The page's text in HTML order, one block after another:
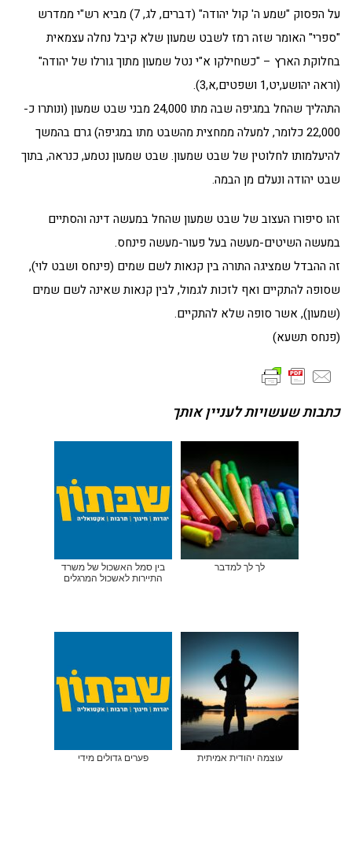
על הפסוק "שמע ה' קול יהודה" (דברים, לג, 7) מביא רש"י ממדרש
"ספרי" האומר שזה רמז לשבט שמעון שלא קיבל נחלה עצמאית
בחלוקת הארץ – "כשחילקו א"י נטל שמעון מתוך גורלו של יהודה"
(וראה יהושע,יט,1 ושפטים,א,3).
התהליך שהחל במגיפה שבה מתו 24,000 מבני שבט שמעון (ונותרו כ-
22,000 כלומר, למעלה ממחצית מהשבט מתו במגיפה) גרם בהמשך
להיעלמותו לחלוטין של שבט שמעון. שבט שמעון נטמע, כנראה, בתוך
שבט יהודה ונעלם מן הבמה.
זהו סיפורו העצוב של שבט שמעון שהחל במעשה דינה והסתיים
במעשה השיטים-מעשה בעל פעור-מעשה פינחס.
זה ההבדל שמציגה התורה בין קנאות לשם שמים (פינחס ושבט לוי),
שסופה להתקיים ואף לזכות לגמול, לבין קנאות שאינה לשם שמים
(שמעון), אשר סופה שלא להתקיים.
(פנחס תשעא)
כתבות שעשויות לעניין אותך
לך לך למדבר
בין סמל האשכול של משרד
התיירות לאשכול המרגלים
עוצמה יהודית אמיתית פערים גדולים מידי